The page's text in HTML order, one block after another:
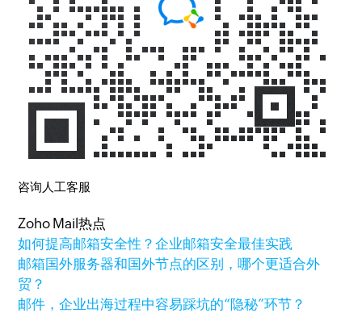
咨询人工客服
Zoho Mail热点
如何提高邮箱安全性？企业邮箱安全最佳实践
邮箱国外服务器和国外节点的区别，哪个更适合外
贸？
邮件，企业出海过程中容易踩坑的“隐秘”环节？